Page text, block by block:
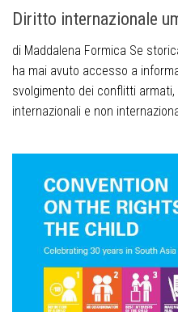
Diritto internazionale
di Maddalena Formica Se
ha mai avuto accesso a
svolgimento dei conflitti
internazionali e non